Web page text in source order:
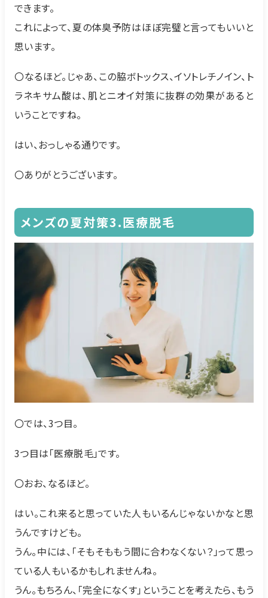
できます。
これによって、夏の体臭予防はほぼ完璧と言ってもいいと
思います。
〇なるほど。じゃあ、この脇ボトックス、イソトレチノイン、ト
ラネキサム酸は、肌とニオイ対策に抜群の効果があると
いうことですね。
はい、おっしゃる通りです。
〇ありがとうございます。
メンズの夏対策3.医療脱毛
〇では、3つ目。
3つ目は「医療脱毛」です。
〇おお、なるほど。
はい。これ来ると思っていた人もいるんじゃないかなと思
うんですけども。
うん。中には、「そもそももう間に合わなくない？」って思っ
ている人もいるかもしれませんね。
うん。もちろん、「完全になくす」ということを考えたら、もう